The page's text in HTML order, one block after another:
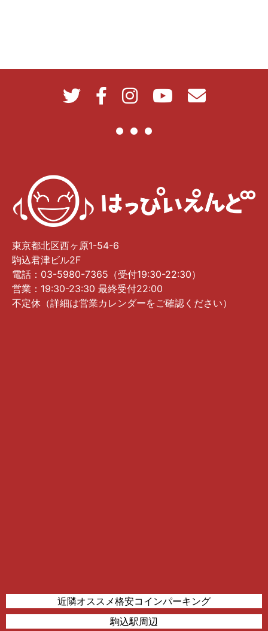
東京都北区西ヶ原1-54-6
駒込君津ビル2F
電話：03-5980-7365（受付19:30-22:30）
営業：19:30-23:30 最終受付22:00
不定休（詳細は営業カレンダーをご確認ください）
近隣オススメ格安コインパーキング
駒込駅周辺